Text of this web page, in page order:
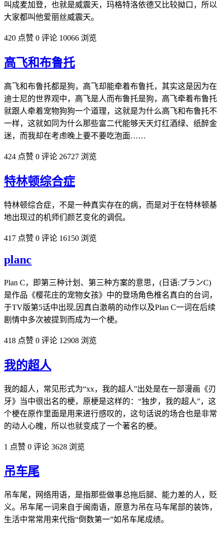
叫成麦加登，也就是威震天，玛格特洛依德又比较拗口，所以
大家都叫他爱丽丝威震天。
420 点赞 0 评论 10066 浏览
高飞和布鲁托
高飞和布鲁托都是狗，高飞却能牵着布鲁托，其实这是因为在
迪士尼的世界观中，高飞是人而布鲁托是狗，高飞牵着布鲁托
就跟人牵着宠物狗狗一个道理，这就是为什么高飞和布鲁托不
一样，这就如同为什么那些富二代能够天天灯红酒绿、纸醉金
迷，而我却在考虑晚上要不要吃泡面……
424 点赞 0 评论 26727 浏览
特林顿综合症
特林顿综合症，不是一种真实存在的病，而是对于在特林顿基
地出现过的机师们颜艺变化的调侃。
417 点赞 0 评论 16150 浏览
planc
Plan C，即第三种计划、第三种方案的意思，(日语:プランC)
是作品《樱花庄的宠物女孩》中的登场角色椎名真白的台词，
于TV版第5话中出现,因真白激萌的动作以及Plan C一词在后续
剧情中多次被提到而成为一个梗。
418 点赞 0 评论 12908 浏览
我的超人
我的超人，常见形式为“xx，我的超人”出处是在一部漫画《刃
牙》当中很出名的梗，原梗是这样的：“独步，我的超人”，这
个梗在原作里面是用来进行感叹的，这句话说的场合也是非常
的动人心魄，所以也就变成了一个著名的梗。
1 点赞 0 评论 3628 浏览
吊车尾
吊车尾，网络用语，是指那些做事总拖后腿、能力差的人，贬
义。吊车尾一词来自于闽南语，原意为吊在马车尾部的装饰，
生活中常常用来代指“倒数第一”如吊车尾成绩。